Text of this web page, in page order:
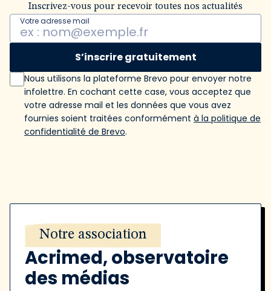
Inscrivez-vous pour recevoir toutes nos actualités
Votre adresse mail
S’inscrire gratuitement
Nous utilisons la plateforme Brevo pour envoyer notre
infolettre. En cochant cette case, vous acceptez que
votre adresse mail et les données que vous avez
fournies soient traitées conformément à la politique de
confidentialité de Brevo.
Notre association
Acrimed, observatoire
des médias